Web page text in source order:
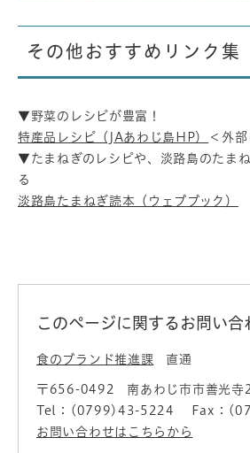
その他おすすめリンク集
▼野菜のレシピが豊富！
特産品レシピ（JAあわじ島HP）
＜外部
▼たまねぎのレシピや、淡路島のたま
る
淡路島たまねぎ読本（ウェブブック）
このページに関するお問い合
食のブランド推進課 直通
〒656-0492
南あわじ市市善光寺
Tel：(0799)43-5224
Fax：
お問い合わせはこちらから